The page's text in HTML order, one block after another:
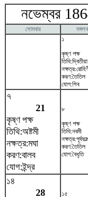
নভেম্বর
সোমবার
১
কৃষ্ণ পক্ষ
তিথি:দ্বিতীয়া
করণ:তৈতিল
যোগ:শিব
৭
21
কৃষ্ণ পক্ষ
তিথি:অষ্টমী
নক্ষত্র:মঘা
করণ:বালব
যোগ:ইন্দ্র
৮
কৃষ্ণ পক্ষ
তিথি:নবমী
করণ:তৈতিল
যোগ:বৈধৃতি
১৪
28
১৫